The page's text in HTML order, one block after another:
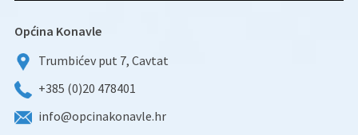
Općina Konavle
Trumbićev put 7, Cavtat
+385 (0)20 478401
info@opcinakonavle.hr